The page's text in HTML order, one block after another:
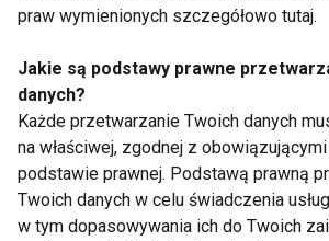
Dieta
praw wymienionych szczegółowo tutaj.
Jakie są podstawy prawne
danych?
Każde przetwarzanie Twoich danych
na właściwej, zgodnej z
podstawie prawnej. Podstawą prawną
Twoich danych w celu świadczenia
w tym dopasowywania ich do Twoich